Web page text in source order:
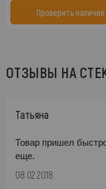
Проверить наличие
ОТЗЫВЫ НА
Татьяна
Товар пришел
еще.
08.02.2018